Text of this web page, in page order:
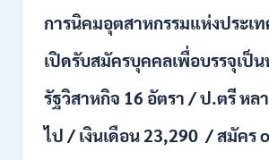
การนิคมอุตสาหกรรมแห่งประเ
เปิดรับสมัครบุคคลเพื่อบรรจุเป็
รัฐวิสาหกิจ 16 อัตรา / ป.ตรี หล
ไป / เงินเดือน 23,290 / สมัคร